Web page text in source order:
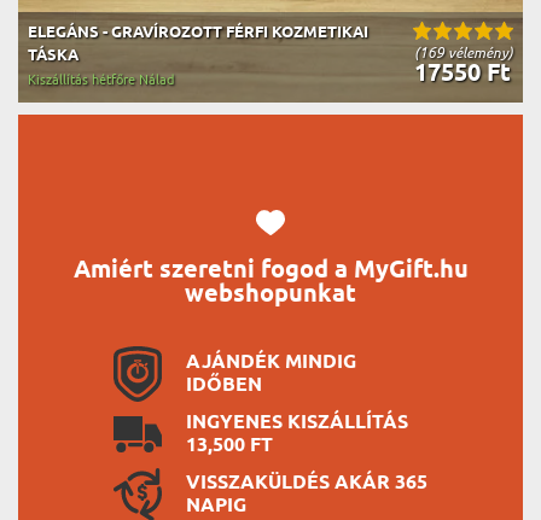
(169 vélemény)
ELEGÁNS - GRAVÍROZOTT FÉRFI KOZMETIKAI
TÁSKA
17550 Ft
Kiszállítás hétfőre Nálad
Amiért szeretni fogod a MyGift.hu
webshopunkat
AJÁNDÉK MINDIG
IDŐBEN
INGYENES KISZÁLLÍTÁS
13,500 FT
VISSZAKÜLDÉS AKÁR 365
NAPIG